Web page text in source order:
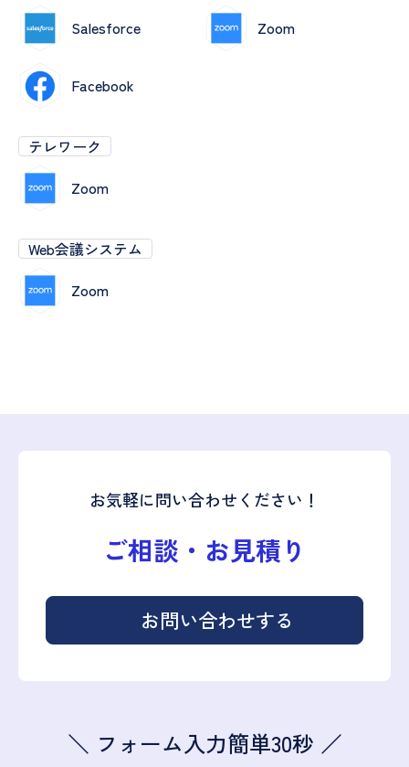
Salesforce Zoom
Facebook
テレワーク
Zoom
Web会議システム
Zoom
お気軽に問い合わせください！
ご相談・お見積り
お問い合わせする
＼ フォーム入力簡単30秒 ／